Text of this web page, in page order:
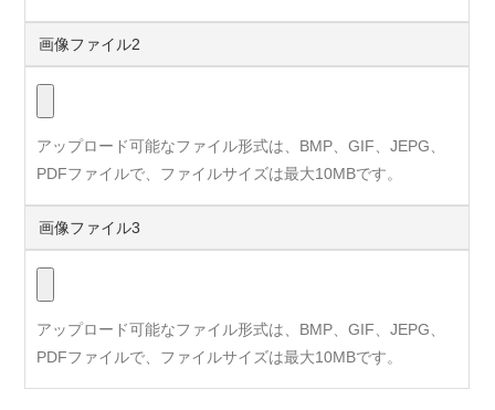
画像ファイル2
アップロード可能なファイル形式は、BMP、GIF、JEPG、
PDFファイルで、ファイルサイズは最大10MBです。
画像ファイル3
アップロード可能なファイル形式は、BMP、GIF、JEPG、
PDFファイルで、ファイルサイズは最大10MBです。